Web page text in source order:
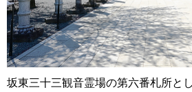
坂東三十三観音霊場の第六番札所と